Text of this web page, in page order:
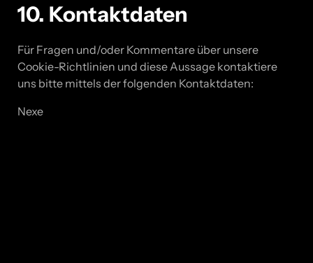
10. Kontaktdaten
Für Fragen und/oder Kommentare über unsere
Cookie-Richtlinien und diese Aussage kontaktiere
uns bitte mittels der folgenden Kontaktdaten:
Nexe